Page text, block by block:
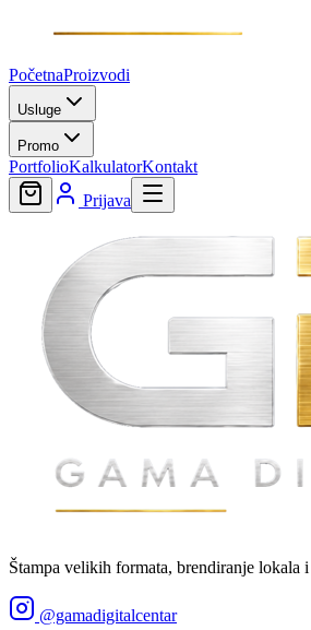
PočetnaProizvodi
Usluge
Promo
PortfolioKalkulatorKontakt
Prijava
Štampa velikih formata, brendiranje lokala
@gamadigitalcentar